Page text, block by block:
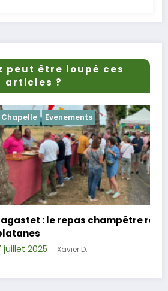
peut être loupé ces
articles ?
champêtre réussi sous les
D.